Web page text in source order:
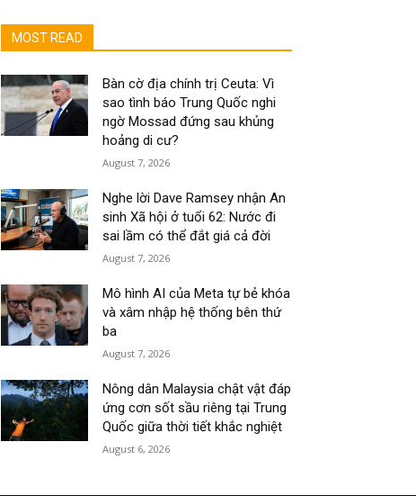
MOST READ
Bàn cờ địa chính trị Ceuta: Vì
sao tình báo Trung Quốc nghi
ngờ Mossad đứng sau khủng
hoảng di cư?
August 7, 2026
Nghe lời Dave Ramsey nhận An
sinh Xã hội ở tuổi 62: Nước đi
sai lầm có thể đắt giá cả đời
August 7, 2026
Mô hình AI của Meta tự bẻ khóa
và xâm nhập hệ thống bên thứ
ba
August 7, 2026
Nông dân Malaysia chật vật đáp
ứng cơn sốt sầu riêng tại Trung
Quốc giữa thời tiết khắc nghiệt
August 6, 2026